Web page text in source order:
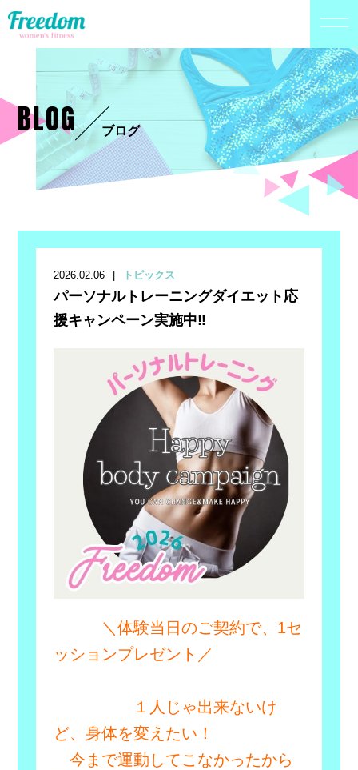
BLOG ブログ
2026.02.06 トピックス
パーソナルトレーニングダイエット応
援キャンペーン実施中‼
＼体験当日のご契約で、1セ
ッションプレゼント／
１人じゃ出来ないけ
ど、身体を変えたい！
今まで運動してこなかったから